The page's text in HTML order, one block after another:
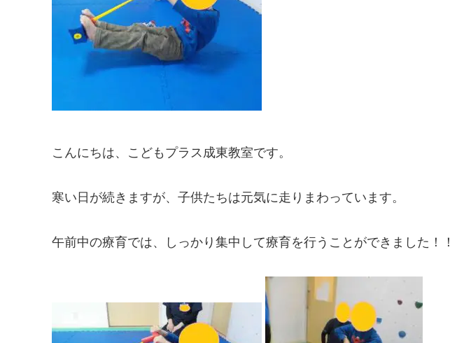
こんにちは、こどもプラス成東教室です。
寒い日が続きますが、子供たちは元気に走りまわっています。
午前中の療育では、しっかり集中して療育を行うことができました！！